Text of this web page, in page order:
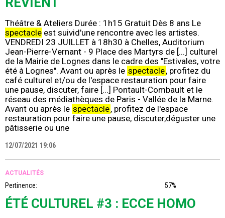
Théâtre & Ateliers Durée : 1h15 Gratuit Dès 8 ans Le
spectacle est suivid'une rencontre avec les artistes.
VENDREDI 23 JUILLET à 18h30 à Chelles, Auditorium
Jean-Pierre-Vernant - 9 Place des Martyrs de [...] culturel
de la Mairie de Lognes dans le cadre des "Estivales, votre
été à Lognes". Avant ou après le spectacle, profitez du
café culturel et/ou de l'espace restauration pour faire
une pause, discuter, faire [...] Pontault-Combault et le
réseau des médiathèques de Paris - Vallée de la Marne.
Avant ou après le spectacle, profitez de l'espace
restauration pour faire une pause, discuter,déguster une
pâtisserie ou une
12/07/2021 19:06
ACTUALITÉS
Pertinence: 57%
ÉTÉ CULTUREL #3 : ECCE HOMO